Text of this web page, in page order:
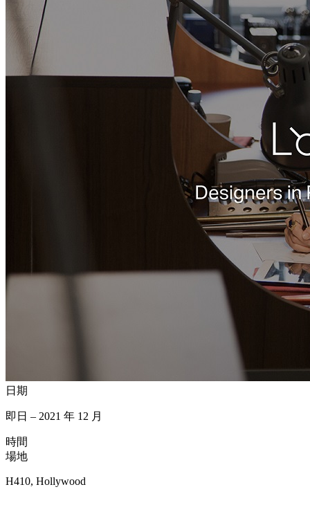
日期
即日 – 2021 年 12 月
時間
場地
H410, Hollywood